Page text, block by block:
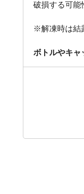
破損する可能
※解凍時は結
ボトルやキャ